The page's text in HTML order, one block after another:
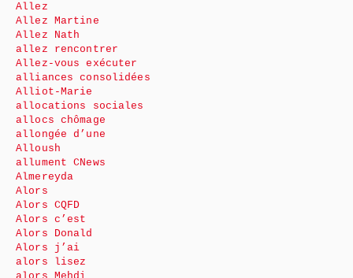
Allez
Allez Martine
Allez Nath
allez rencontrer
Allez-vous exécuter
alliances consolidées
Alliot-Marie
allocations sociales
allocs chômage
allongée d’une
Alloush
allument CNews
Almereyda
Alors
Alors CQFD
Alors c’est
Alors Donald
Alors j’ai
alors lisez